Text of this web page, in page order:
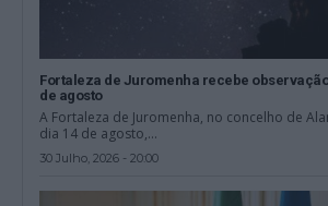
Fortaleza de Juromenha recebe
de agosto
A Fortaleza de Juromenha, no concelho de
dia 14 de agosto,...
30 Julho, 2026 - 20:00